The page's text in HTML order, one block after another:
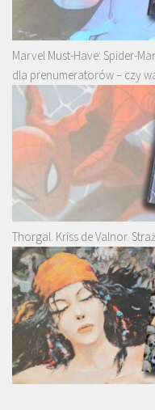
Marvel Must-Have: Spider-
dla prenumeratorów – czy
Thorgal. Kriss de Valnor.